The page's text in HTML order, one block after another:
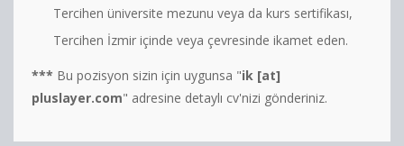
Tercihen üniversite mezunu veya da kurs sertifikası,
Tercihen İzmir içinde veya çevresinde ikamet eden.
*** Bu pozisyon sizin için uygunsa "ik [at]
pluslayer.com" adresine detaylı cv'nizi gönderiniz.